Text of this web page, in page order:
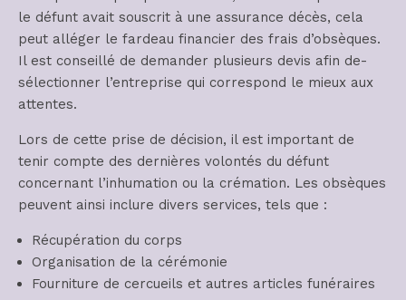
le défunt avait souscrit à une assurance décès, cela
peut alléger le fardeau financier des frais d’obsèques.
Il est conseillé de demander plusieurs devis afin de-
sélectionner l’entreprise qui correspond le mieux aux
attentes.
Lors de cette prise de décision, il est important de
tenir compte des dernières volontés du défunt
concernant l’inhumation ou la crémation. Les obsèques
peuvent ainsi inclure divers services, tels que :
Récupération du corps
Organisation de la cérémonie
Fourniture de cercueils et autres articles funéraires